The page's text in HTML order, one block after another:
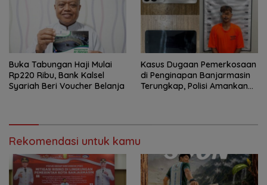
Buka Tabungan Haji Mulai
Rp220 Ribu, Bank Kalsel
Syariah Beri Voucher Belanja
Kasus Dugaan Pemerkosaan
di Penginapan Banjarmasin
Terungkap, Polisi Amankan
Rekomendasi untuk kamu